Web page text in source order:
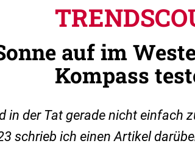
auf im
Kompass
in der Tat gerade nicht einfach
schrieb ich einen Artikel